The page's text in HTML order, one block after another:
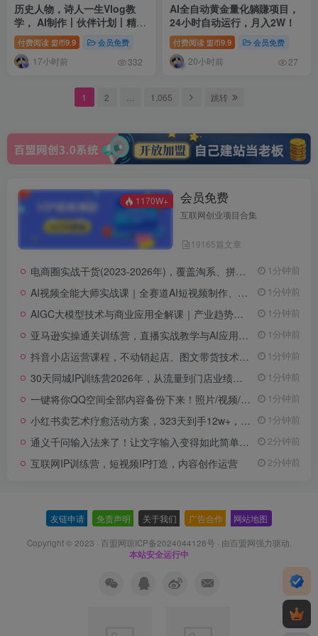
历史人物，诗人一生Vlog教
学， AI制作丨伙伴计划丨精选
收益丨商单收徒 ，新领域红利
期，抓紧做
付费阅读 盟币9.9 会员免费
17小时前 332
AI全自动黄金量化躺賺项目，
24小时自动运行，月入2W！
付费阅读 盟币9.9 会员免费
20小时前 27
1 2 1,065 跳转
1170W+ 会员免费
互联网创业项目合集
19165篇文章
电商圈实战干货(2023-2026年)，覆盖淘系、拼多多、抖音、小红书等多平台，助力电商人避开坑、提效率、稳盈利(更新08月08日) 1分钟前
AI视频全能大师实战课｜全赛道AI短视频制作、特效创作、场景变现零基础全套教程 1分钟前
AIGC大模型技术与商业应用全解课｜产业趋势、底层架构、MaaS商业模式、全行业场景落地实战教程 1分钟前
亚马逊实操通关训练营，直播实战教学与AI应用，助卖家从0到精通打造盈利店铺(更新8月8日) 1分钟前
抖音小店运营课程，不动销起店、图文带货技术、截流等，三频共振轻松玩转抖店(更新26年08月) 1分钟前
30天同城IP训练营2026年，从流量到门店业绩的全链路(0808更新) 1分钟前
一键将你QQ空间全部内容备份下来！照片/视频/动态信息全存本地，Github最新开源项目QzoneArchive 1分钟前
小红书卖艺术疗愈活动方案，323天到手12w+，有需求就有市场 1分钟前
通义千问输入法来了！让文字输入变得如此简单，最快300字/分，AI自动润色，说话秒变工整文字 2分钟前
互联网IP训练营，短视频IP打造，内容创作运营 2分钟前
友链申请 免责声明 关于我们 广告合作 网站地图
Copyright © 2023 · 百盟网琼ICP备2024044128号 · 由百盟网强力驱动.
本站安全运行中